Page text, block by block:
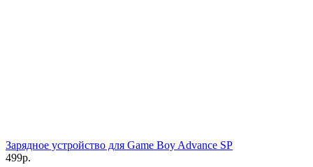
Зарядное устройство для Game Boy Advance SP
499р.